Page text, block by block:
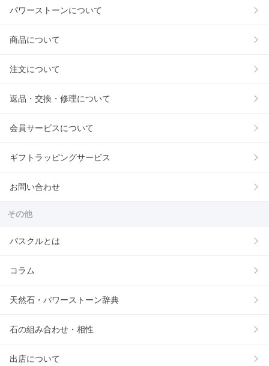
パワーストーンについて
商品について
注文について
返品・交換・修理について
会員サービスについて
ギフトラッピングサービス
お問い合わせ
その他
パスクルとは
コラム
天然石・パワーストーン辞典
石の組み合わせ・相性
出店について